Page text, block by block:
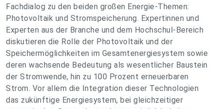
Fachdialog zu den beiden großen Energie-Themen:
Photovoltaik und Stromspeicherung. Expertinnen und
Experten aus der Branche und dem Hochschul-Bereich
diskutieren die Rolle der Photovoltaik und der
Speichermöglichkeiten im Gesamtenergiesystem sowie
deren wachsende Bedeutung als wesentlicher Baustein
der Stromwende, hin zu 100 Prozent erneuerbaren
Strom. Vor allem die Integration dieser Technologien
das zukünftige Energiesystem, bei gleichzeitiger